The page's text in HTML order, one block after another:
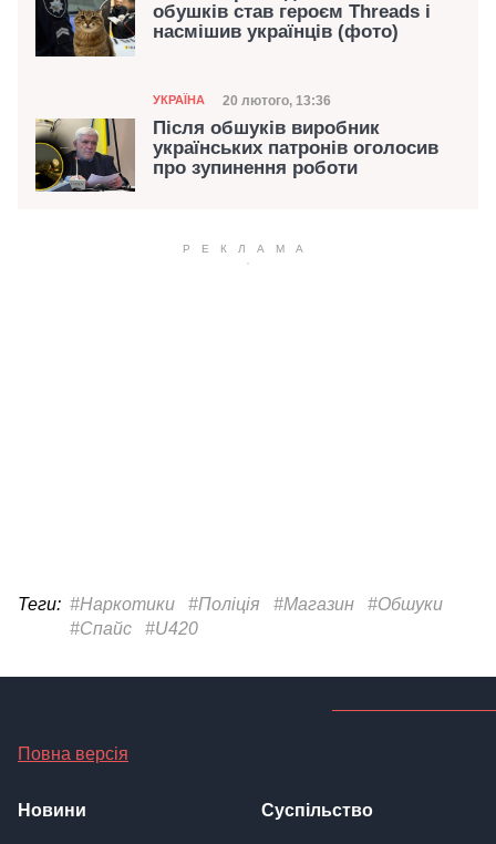
обушків став героєм Threads і
насмішив українців (фото)
Категорія
УКРАЇНА Дата публікації
20 лютого, 13:36
Після обшуків виробник
українських патронів оголосив
про зупинення роботи
Теги: #Наркотики #Поліція #Магазин
#Обшуки
#Спайс
#U420
Повна версія
Новини Суспільство